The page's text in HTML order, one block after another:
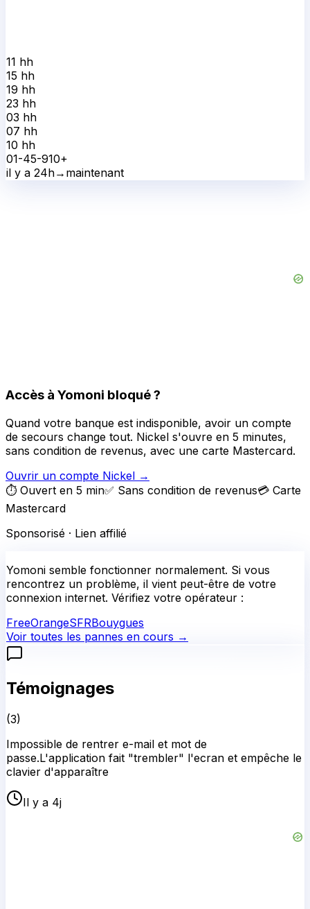
11 hh
15 hh
19 hh
23 hh
03 hh
07 hh
10 hh
01-45-910+
il y a 24h→ maintenant
Accès à Yomoni bloqué ?
Quand votre banque est indisponible, avoir un compte
de secours change tout. Nickel s'ouvre en 5 minutes,
sans condition de revenus, avec une carte Mastercard.
Ouvrir un compte Nickel →
⏱️ Ouvert en 5 min✅ Sans condition de revenus💳 Carte
Mastercard
Sponsorisé · Lien affilié
Yomoni semble fonctionner normalement. Si vous
rencontrez un problème, il vient peut-être de votre
connexion internet. Vérifiez votre opérateur :
FreeOrangeSFRBouygues
Voir toutes les pannes en cours →
Témoignages
(3)
Impossible de rentrer e-mail et mot de
passe.L'application fait "trembler" l'ecran et empêche le
clavier d'apparaître
Il y a 4j